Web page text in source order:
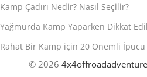
Kamp Çadırı Nedir? Nasıl Seçilir?
Yağmurda Kamp Yaparken Dikkat
Rahat Bir Kamp için 20 Önemli İpucu
© 2026 4x4offroadadventure